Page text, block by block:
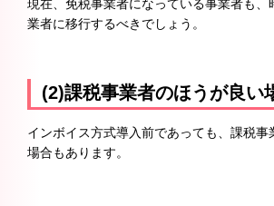
現在、免税事業者になっている事業者も、
業者に移行するべきでしょう。
(2)課税事業者のほうが良い
インボイス方式導入前であっても、課税事
場合もあります。